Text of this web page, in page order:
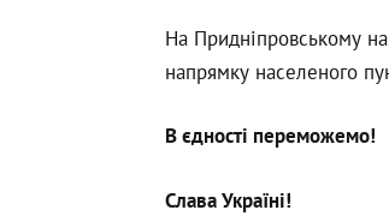
На Придніпровському
напрямку населеного
В єдності переможемо!
Слава Україні!